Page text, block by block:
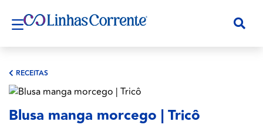
RECEITAS
Blusa manga morcego | Tricô